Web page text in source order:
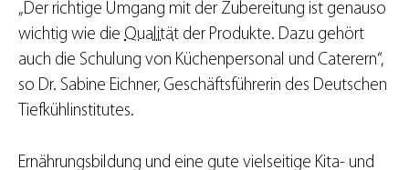
„Der richtige Umgang mit der Zubereitung ist genauso
wichtig wie die Qualität der Produkte. Dazu gehört
auch die Schulung von Küchenpersonal und Caterern“,
so Dr. Sabine Eichner, Geschäftsführerin des Deutschen
Tiefkühlinstitutes.
Ernährungsbildung und eine gute vielseitige Kita- und